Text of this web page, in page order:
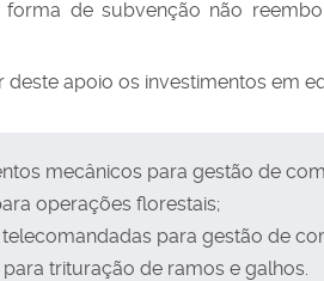
de subvenção não
deste apoio os investimentos em
mecânicos para gestão de
operações florestais;
para gestão de
trituração de ramos e galhos.